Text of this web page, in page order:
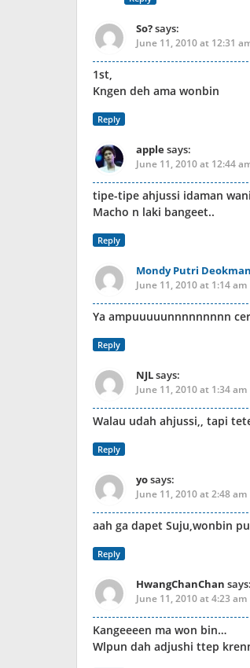
So?says:
June 11, 2010 at 12:31
1st,
Kngen deh ama wonbin
Reply
applesays:
June 11, 2010 at 12:44
tipe-tipe ahjussi idaman
Macho n laki bangeet..
Reply
Mondy Putri Deokman
June 11, 2010 at 1:14 am
Ya ampuuuuunnnnnnnnn
Reply
NJLsays:
June 11, 2010 at 1:34 am
Walau udah ahjussi,, tapi
Reply
yosays:
June 11, 2010 at 2:48 am
aah ga dapet Suju,wonbin
Reply
HwangChanChan says:
June 11, 2010 at 4:23 am
Kangeeeen ma won bin…
Wlpun dah adjushi ttep